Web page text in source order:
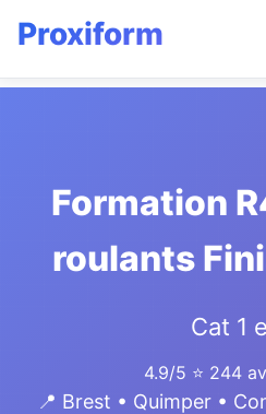
Formation
roulants
Cat 1
4.9/5 ⭐ 244
📍 Brest • Quimper •